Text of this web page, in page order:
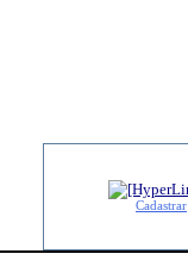
Cadastrar